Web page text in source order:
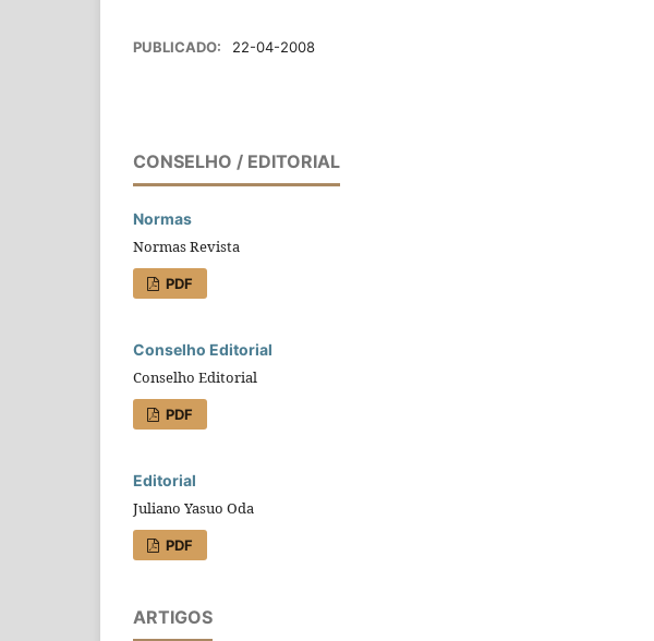
PUBLICADO: 22-04-2008
CONSELHO / EDITORIAL
Normas
Normas Revista
PDF
Conselho Editorial
Conselho Editorial
PDF
Editorial
Juliano Yasuo Oda
PDF
ARTIGOS